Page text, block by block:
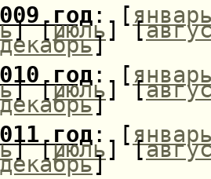
год : [
] [июль] [
декабрь]
год : [
] [июль] [
декабрь]
год : [
] [июль] [
декабрь]